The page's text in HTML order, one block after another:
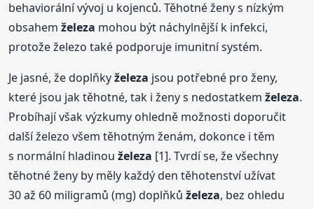
behaviorální vývoj u kojenců. Těhotné ženy s nízkým
obsahemželeza mohou být náchylnější k infekci,
protože železo také podporuje imunitní systém.
Je jasné, že doplňkyželeza jsou potřebné pro ženy,
které jsou jak těhotné, tak i ženy s nedostatkemželeza.
Probíhají však výzkumy ohledně možnosti doporučit
další železo všem těhotným ženám, dokonce i těm
s normální hladinouželeza [1]. Tvrdí se, že všechny
těhotné ženy by měly každý den těhotenství užívat
30 až 60 miligramů (mg) doplňkůželeza, bez ohledu